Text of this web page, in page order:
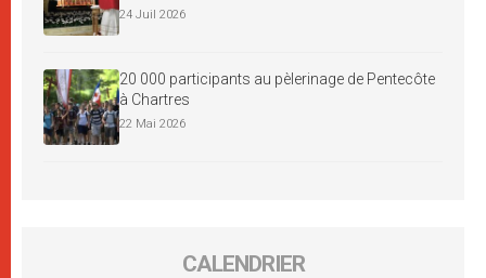
24 Juil 2026
20 000 participants au pèlerinage de Pentecôte
à Chartres
22 Mai 2026
CALENDRIER